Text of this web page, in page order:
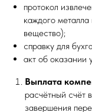
протокол
каждого
вещество);
справку для
акт об оказании
Выплата
расчётный счёт
завершения